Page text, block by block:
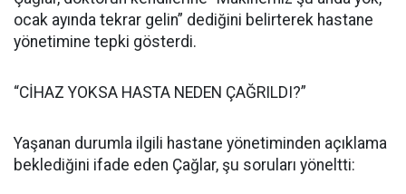
ocak ayında tekrar gelin” dediğini belirterek hastane
yönetimine tepki gösterdi.
“CİHAZ YOKSA HASTA NEDEN ÇAĞRILDI?”
Yaşanan durumla ilgili hastane yönetiminden açıklama
beklediğini ifade eden Çağlar, şu soruları yöneltti: